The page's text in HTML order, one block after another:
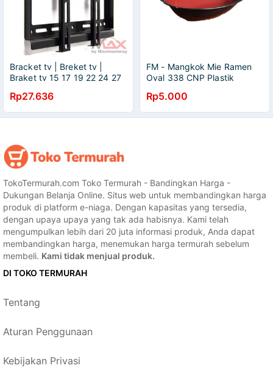
Bracket tv | Breket tv |
Braket tv 15 17 19 22 24 27
Thick 200 x 200
Rp27.636
FM - Mangkok Mie Ramen
Oval 338 CNP Plastik
Rp5.000
TokoTermurah.com Toko Termurah - Bandingkan Harga -
Dukungan Belanja Online. Situs web untuk membandingkan harga
produk di platform e-niaga. Dengan kapasitas yang tersedia,
dengan upaya upaya yang tak ada habisnya. Kami telah
mengumpulkan lebih dari 20 juta informasi produk, Anda dapat
membandingkan harga, menemukan harga termurah sebelum
membeli. Kami tidak menjual produk.
DI TOKO TERMURAH
Tentang
Aturan Penggunaan
Kebijakan Privasi